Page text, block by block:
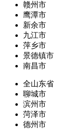
赣州市
鹰潭市
新余市
九江市
萍乡市
景德镇市
南昌市
全山东省
聊城市
滨州市
菏泽市
德州市